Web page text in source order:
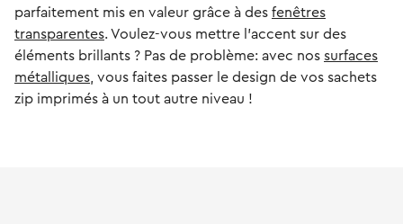
parfaitement mis en valeur grâce à des fenêtres
transparentes. Voulez-vous mettre l'accent sur des
éléments brillants ? Pas de problème: avec nos surfaces
métalliques, vous faites passer le design de vos sachets
zip imprimés à un tout autre niveau !